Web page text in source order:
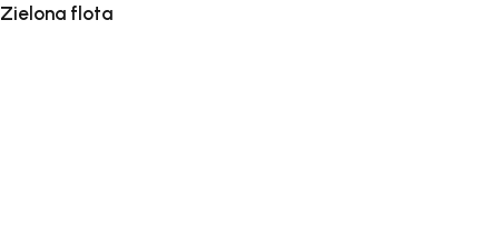
Zielona flota